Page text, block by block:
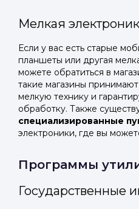
Мелкая
Если у вас есть старые
планшеты или другая
можете обратиться в
такие магазины
мелкую технику и
обработку. Также
специализированные
электроники, где вы
Программы
Государственные